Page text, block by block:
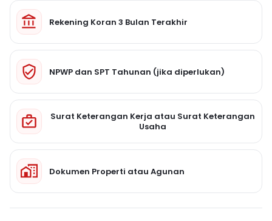
Rekening Koran 3 Bulan Terakhir
NPWP dan SPT Tahunan (jika diperlukan)
Surat Keterangan Kerja atau Surat Keterangan
Usaha
Dokumen Properti atau Agunan